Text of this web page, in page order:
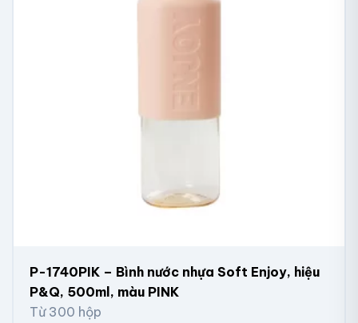
P-1740PIK – Bình nước nhựa Soft Enjoy, hiệu
P&Q, 500ml, màu PINK
Từ 300 hộp